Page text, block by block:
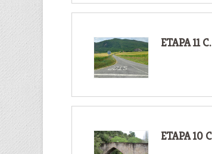
ETAPA 11
ETAPA 10